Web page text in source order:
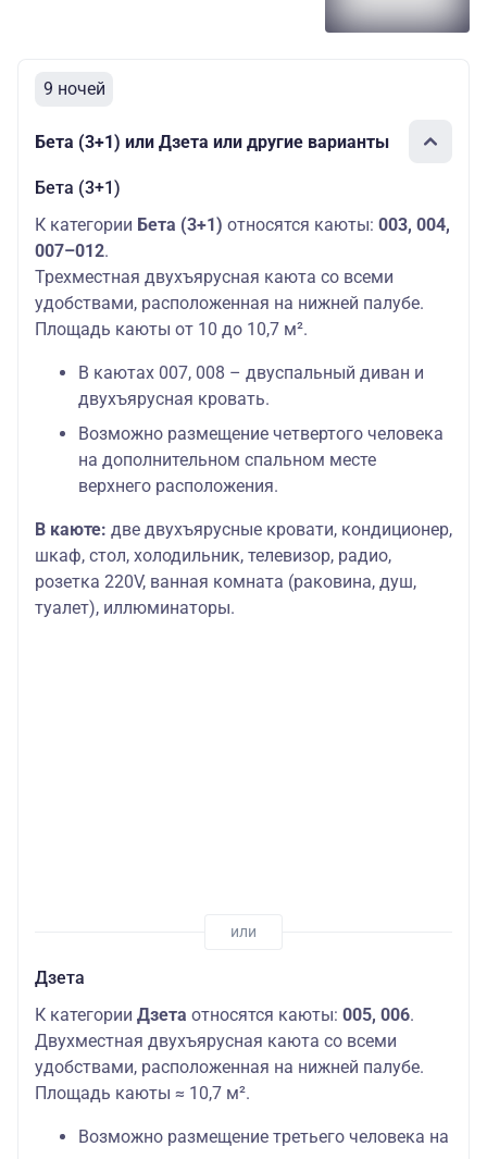
9 ночей
Бета (3+1) или Дзета или другие варианты
Бета (3+1)
К категории Бета (3+1) относятся каюты: 003, 004,
007–012.
Трехместная двухъярусная каюта со всеми
удобствами, расположенная на нижней палубе.
Площадь каюты от 10 до 10,7 м².
В каютах 007, 008 – двуспальный диван и
двухъярусная кровать.
Возможно размещение четвертого человека
на дополнительном спальном месте
верхнего расположения.
В каюте: две двухъярусные кровати, кондиционер,
шкаф, стол, холодильник, телевизор, радио,
розетка 220V, ванная комната (раковина, душ,
туалет), иллюминаторы.
Дзета
К категории Дзета относятся каюты: 005, 006.
Двухместная двухъярусная каюта со всеми
удобствами, расположенная на нижней палубе.
Площадь каюты ≈ 10,7 м².
Возможно размещение третьего человека на